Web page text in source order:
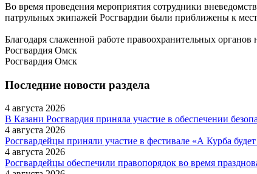
Во время проведения мероприятия сотрудники
патрульных экипажей Росгвардии были приближены к
Благодаря слаженной работе правоохранительных
Росгвардия Омск
Росгвардия Омск
Последние новости раздела
4 августа 2026
В Казани Росгвардия приняла участие в обеспечении
4 августа 2026
Росгвардейцы приняли участие в фестивале «А Курба
4 августа 2026
Росгвардейцы обеспечили правопорядок во время